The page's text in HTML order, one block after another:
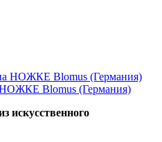
Blomus (Германия)
искусственного